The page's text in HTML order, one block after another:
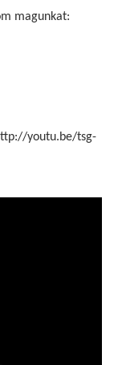
magunkat:
youtu.be/tsg-